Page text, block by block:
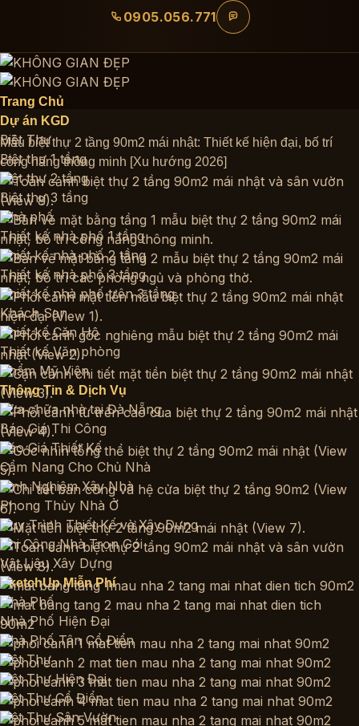
dung
0905.056.771
Trang Chủ
Dự án KGD
Biệt Thự
Biệt thự 1 tầng
Biệt thự 2 tầng
Biệt thự 3 tầng
Nhà phố
Thiết kế nhà phố 1 tầng
Thiết kế nhà phố 2 tầng
Thiết kế nhà phố 3 tầng
Thiết kế nhà phố trên 3 tầng
Khách Sạn
Thiết kế Căn Hộ
Thiết kế Văn phòng
Thẩm Mỹ Viện
Thông Tin & Dịch Vụ
Sửa chữa nhà tại Đà Nẵng
Báo Giá Thi Công
Báo Giá Thiết Kế
Cẩm Nang Cho Chủ Nhà
Kinh Nghiệm Xây Nhà
Phong Thủy Nhà Ở
Quy Trình Thiết Kế và Xây Dựng
Thi Công Nhà Trọn Gói
Vật Liệu Xây Dựng
SketchUp Miễn Phí
Nhà Phố
Nhà Phố Hiện Đại
Nhà Phố Tân Cổ Điển
Biệt Thự
Biệt Thự Hiện Đại
Biệt Thự Cổ Điển
Biệt Thự Sân Vườn
Mẫu biệt thự 2 tầng 90m2 mái nhật: Thiết kế hiện đại, bố trí
công năng thông minh [Xu hướng 2026]